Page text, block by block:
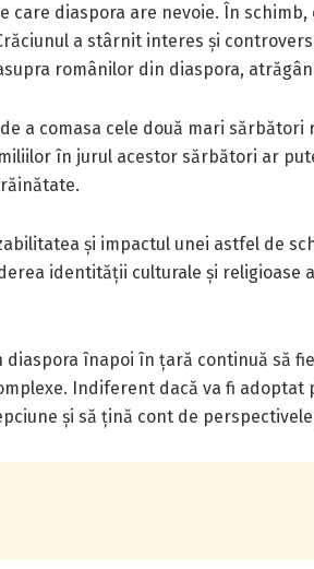
diaspora are nevoie. În
a stârnit interes și
românilor din diaspora,
a comasa cele două mari sărbători
în jurul acestor sărbători ar
și impactul unei astfel de
identității culturale și
înapoi în țară continuă să
Indiferent dacă va fi adoptat
și să țină cont de